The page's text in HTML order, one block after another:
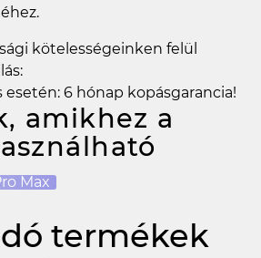
kötelességeinken felül
6 hónap kopásgarancia!
amikhez a
Max
termékek